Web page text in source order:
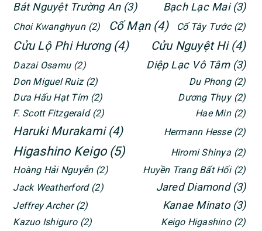
Bát Nguyệt Trường An (3) Bạch Lạc Mai (3)
Choi Kwanghyun (2) Cố Mạn (4) Cố Tây Tước (2)
Cửu Lộ Phi Hương (4) Cửu Nguyệt Hi (4)
Dazai Osamu (2) Diệp Lạc Vô Tâm (3)
Don Miguel Ruiz (2) Du Phong (2)
Dưa Hấu Hạt Tím (2) Dương Thụy (2)
F. Scott Fitzgerald (2) Hae Min (2)
Haruki Murakami (4) Hermann Hesse (2)
Higashino Keigo (5) Hiromi Shinya (2)
Hoàng Hải Nguyễn (2) Huyền Trang Bất Hối (2)
Jack Weatherford (2) Jared Diamond (3)
Jeffrey Archer (2) Kanae Minato (3)
Kazuo Ishiguro (2) Keigo Higashino (2)